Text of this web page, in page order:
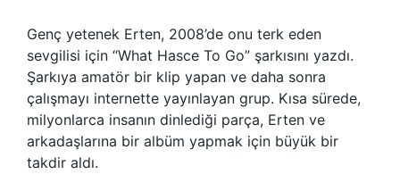
Genç yetenek Erten, 2008’de onu terk eden
sevgilisi için “What Hasce To Go” şarkısını yazdı.
Şarkıya amatör bir klip yapan ve daha sonra
çalışmayı internette yayınlayan grup. Kısa sürede,
milyonlarca insanın dinlediği parça, Erten ve
arkadaşlarına bir albüm yapmak için büyük bir
takdir aldı.